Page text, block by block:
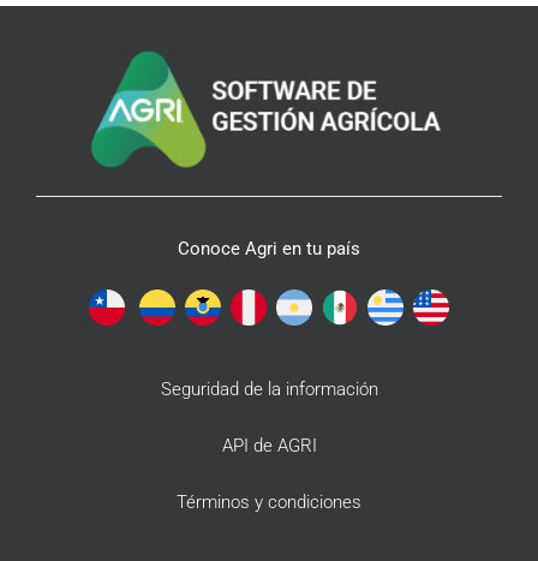
Conoce Agri en tu país
Seguridad de la información
API de AGRI
Términos y condiciones